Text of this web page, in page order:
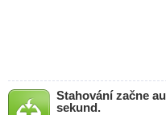
Stahování začne
sekund.